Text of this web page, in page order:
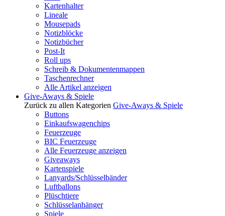
Kartenhalter
Lineale
Mousepads
Notizblöcke
Notizbücher
Post-It
Roll ups
Schreib & Dokumentenmappen
Taschenrechner
Alle Artikel anzeigen
Give-Aways & Spiele
Zurück zu allen Kategorien Give-Aways & Spiele
Buttons
Einkaufswagenchips
Feuerzeuge
BIC Feuerzeuge
Alle Feuerzeuge anzeigen
Giveaways
Kartenspiele
Lanyards/Schlüsselbänder
Luftballons
Plüschtiere
Schlüsselanhänger
Spiele